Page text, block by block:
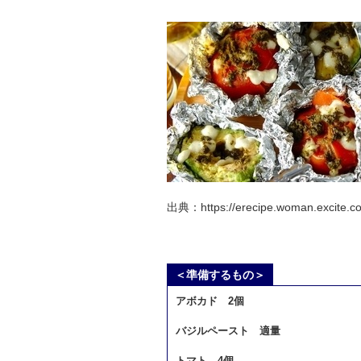
出典：https://
＜準備するもの＞
アボカド 2個
バジルペースト 適量